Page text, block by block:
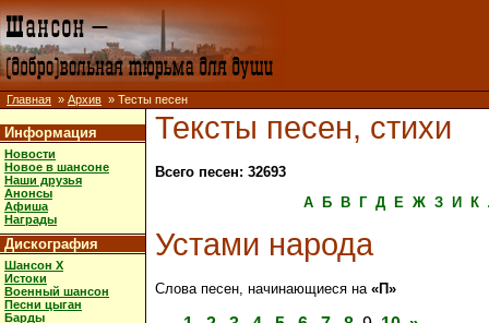
Главная » Архив » Тесты песен
Информация
Новости
Новое в шансоне
Наши друзья
Анонсы
Афиша
Награды
Дискография
Шансон X
Истоки
Военный шансон
Песни цыган
Барды
Тексты песен, стихи
Всего песен: 32693
А
Б В Г Д Е Ж З И К
Устами народа
Слова песен, начинающиеся на «П»